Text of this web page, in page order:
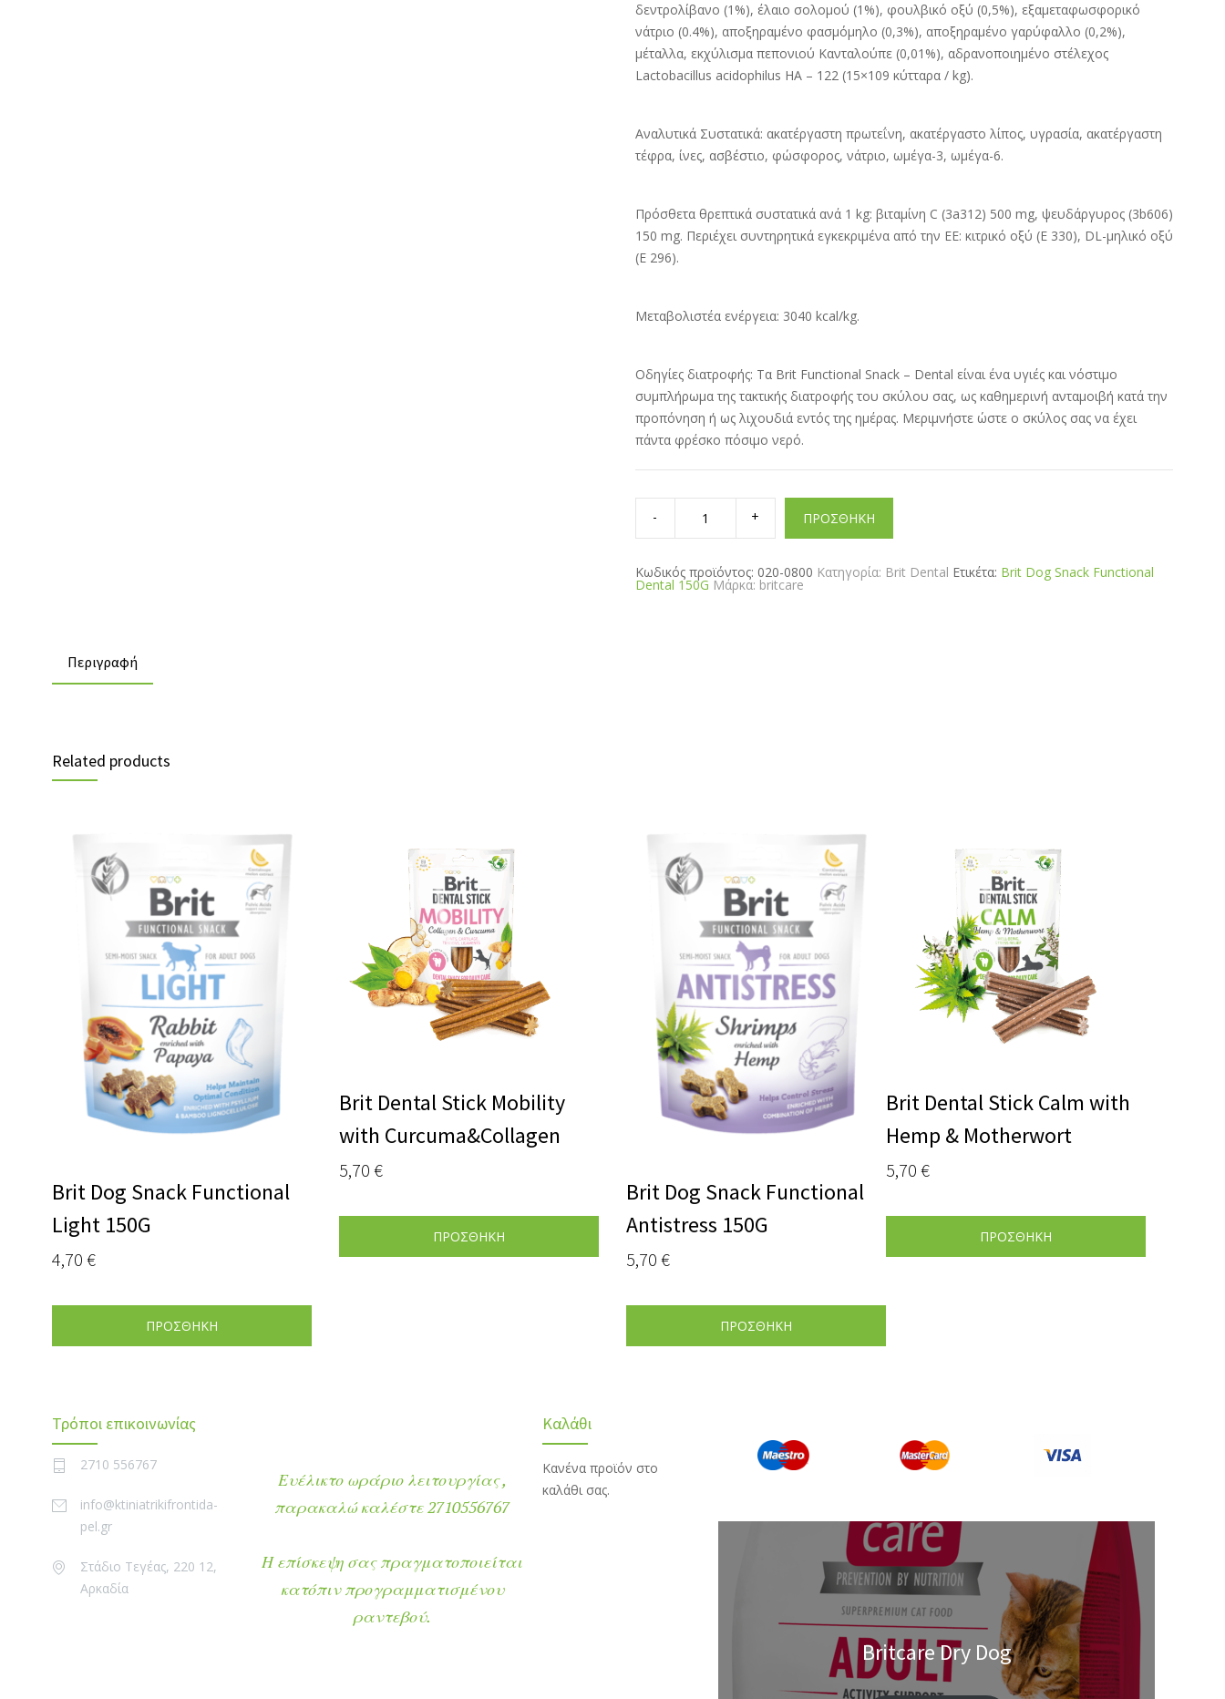
δεντρολίβανο (1%), έλαιο σολομού (1%), φουλβικό οξύ (0,5%), εξαμεταφωσφορικό
νάτριο (0.4%), αποξηραμένο φασμόμηλο (0,3%), αποξηραμένο γαρύφαλλο (0,2%),
μέταλλα, εκχύλισμα πεπονιού Κανταλούπε (0,01%), αδρανοποιημένο στέλεχος
Lactobacillus acidophilus HA – 122 (15×109 κύτταρα / kg).
Αναλυτικά Συστατικά: ακατέργαστη πρωτεΐνη, ακατέργαστο λίπος, υγρασία, ακατέργαστη
τέφρα, ίνες, ασβέστιο, φώσφορος, νάτριο, ωμέγα-3, ωμέγα-6.
Πρόσθετα θρεπτικά συστατικά ανά 1 kg: βιταμίνη C (3a312) 500 mg, ψευδάργυρος (3b606)
150 mg. Περιέχει συντηρητικά εγκεκριμένα από την ΕΕ: κιτρικό οξύ (Ε 330), DL-μηλικό οξύ
(E 296).
Μεταβολιστέα ενέργεια: 3040 kcal/kg.
Οδηγίες διατροφής: Τα Brit Functional Snack – Dental είναι ένα υγιές και νόστιμο
συμπλήρωμα της τακτικής διατροφής του σκύλου σας, ως καθημερινή ανταμοιβή κατά την
προπόνηση ή ως λιχουδιά εντός της ημέρας. Μεριμνήστε ώστε ο σκύλος σας να έχει
πάντα φρέσκο πόσιμο νερό.
Brit
Dog
Functional
150G
quantity
ΠΡΟΣΘΗΚΗ
Κωδικός προϊόντος: 020-0800 Κατηγορία: Brit Dental Ετικέτα: Brit Dog Snack Functional
Dental 150G Μάρκα: britcare
Περιγραφή
Related products
Brit Dog Snack Functional
Light 150G
4,70 €
ΠΡΟΣΘΗΚΗ
Brit Dental Stick Mobility
with Curcuma&Collagen
5,70 €
ΠΡΟΣΘΗΚΗ
Brit Dog Snack Functional
Antistress 150G
5,70 €
ΠΡΟΣΘΗΚΗ
Brit Dental Stick Calm with
Hemp & Motherwort
5,70 €
ΠΡΟΣΘΗΚΗ
Τρόποι επικοινωνίας
2710 556767
info@ktiniatrikifrontida-
pel.gr
Στάδιο Τεγέας, 220 12,
Αρκαδία
Ευέλικτο ωράριο λειτουργίας ,
παρακαλώ καλέστε 2710556767
Η επίσκεψη σας πραγματοποιείται
κατόπιν προγραμματισμένου
ραντεβού.
Καλάθι
Κανένα προϊόν στο
καλάθι σας.
Britcare Dry Dog